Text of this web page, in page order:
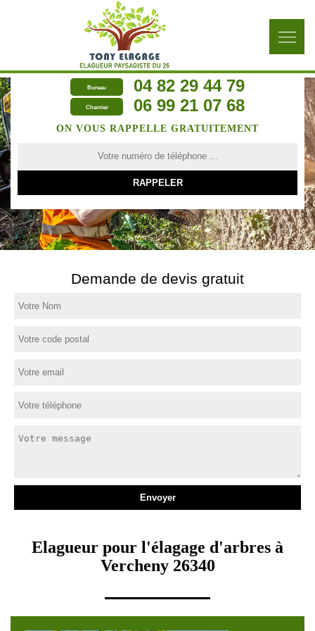
Bureau 04 82 29 44 79
Chantier 06 99 21 07 68
ON VOUS RAPPELLE GRATUITEMENT
Demande de devis gratuit
Elagueur pour l'élagage d'arbres à
Vercheny 26340